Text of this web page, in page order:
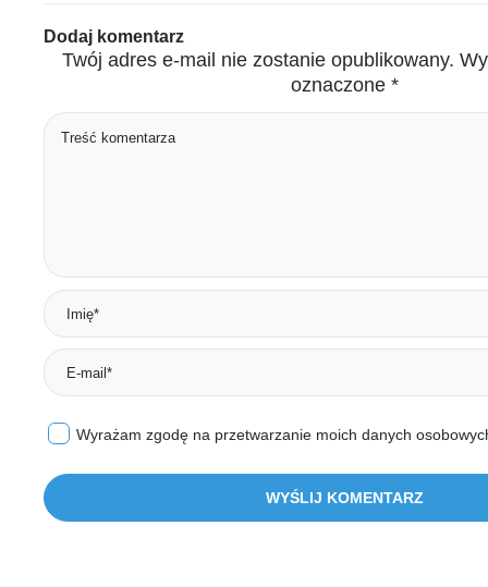
Dodaj komentarz
Twój adres e-mail nie zostanie opublikowany.
oznaczone*
Wyrażam zgodę na przetwarzanie moich danych